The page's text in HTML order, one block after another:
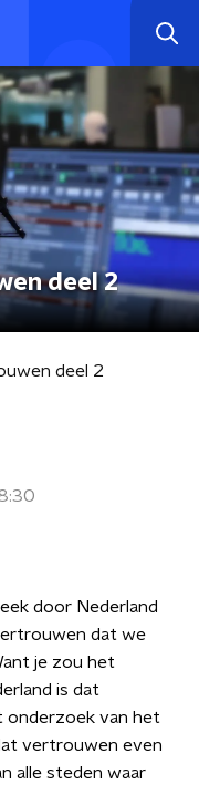
deel 2
deel 2
door Nederland
dat we
je zou het
is dat
onderzoek van het
vertrouwen even
alle steden waar